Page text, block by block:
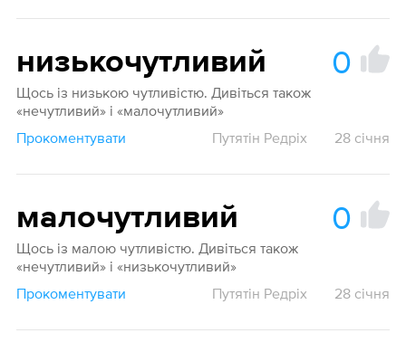
низькочутливий 0
Щось із низькою чутливістю. Дивіться також
«нечутливий» і «малочутливий»
Прокоментувати
Путятін Редріх 28 січня
малочутливий 0
Щось із малою чутливістю. Дивіться також
«нечутливий» і «низькочутливий»
Прокоментувати
Путятін Редріх 28 січня